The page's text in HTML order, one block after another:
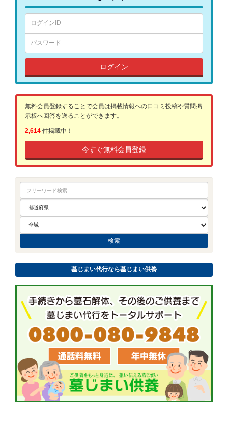
ログイン
無料会員登録することで会員は掲載情報への口コミ投稿や質問掲
示板へ回答を送ることができます。
2,614 件掲載中！
今すぐ無料会員登録
墓じまい代行なら墓じまい供養